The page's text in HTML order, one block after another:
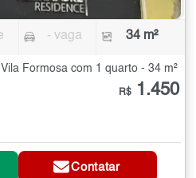
- vaga 34 m²
Formosa com 1 quarto - 34 m²
R$ 1.450
Contatar